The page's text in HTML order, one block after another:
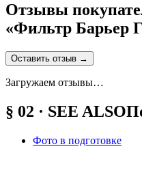
Отзывы
«Фильтр Барьер
Оставить отзыв →
Загружаем отзывы…
§ 02 · SEE ALSO
Фото в подготовке